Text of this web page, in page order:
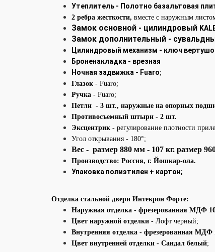
Утеплитель - Полотно базальтовая
2 ребра жесткости, вместе с наружным
Замок основной - цилиндровый
Замок дополнительный -
Цилиндровый механизм - ключ
Броненакладка - врезная
Ночная задвижка - Fuaro;
Глазок - Fuaro;
Ручка - Fuaro;
Петли - 3 шт., наружные на опорных
Противосъемный штыри - 2 шт.
Эксцентрик - регулирование плотности
Угол открывания - 180°;
Вес - размер 880 мм - 107 кг. размер
Производство: Россия, г. Йошкар-ола.
Упаковка полиэтилен + картон;
Отделка стальной двери Интекрон Форте:
Наружная отделка - фрезерованная МДФ
Цвет наружной отделки - Лофт черный;
Внутренняя отделка - фрезерованная МДФ
Цвет внутренней отделки - Сандал белый;